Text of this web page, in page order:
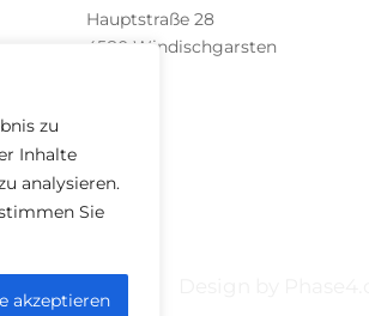
zu
Inhalte
analysieren.
Sie
akzeptieren
Hauptstraße 28
4580 Windischgarsten